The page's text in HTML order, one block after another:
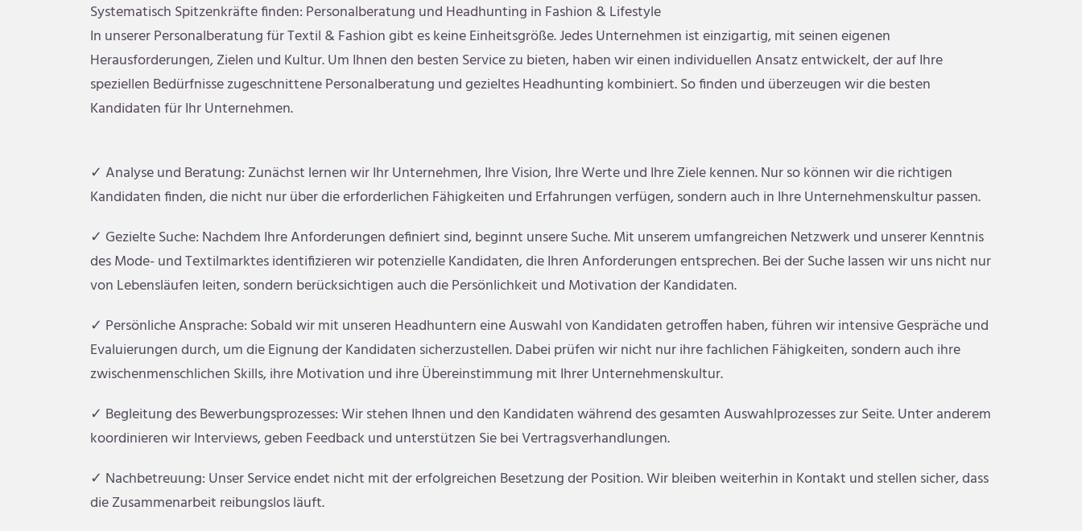
Systematisch Spitzenkräfte finden: Personalberatung und Headhunting in Fashion & Lifestyle
In unserer Personalberatung für Textil & Fashion gibt es keine Einheitsgröße. Jedes Unternehmen ist einzigartig, mit seinen eigenen
Herausforderungen, Zielen und Kultur. Um Ihnen den besten Service zu bieten, haben wir einen individuellen Ansatz entwickelt, der auf Ihre
speziellen Bedürfnisse zugeschnittene Personalberatung und gezieltes Headhunting kombiniert. So finden und überzeugen wir die besten
Kandidaten für Ihr Unternehmen.
✓ Analyse und Beratung: Zunächst lernen wir Ihr Unternehmen, Ihre Vision, Ihre Werte und Ihre Ziele kennen. Nur so können wir die richtigen
Kandidaten finden, die nicht nur über die erforderlichen Fähigkeiten und Erfahrungen verfügen, sondern auch in Ihre Unternehmenskultur passen.
✓ Gezielte Suche: Nachdem Ihre Anforderungen definiert sind, beginnt unsere Suche. Mit unserem umfangreichen Netzwerk und unserer Kenntnis
des Mode- und Textilmarktes identifizieren wir potenzielle Kandidaten, die Ihren Anforderungen entsprechen. Bei der Suche lassen wir uns nicht nur
von Lebensläufen leiten, sondern berücksichtigen auch die Persönlichkeit und Motivation der Kandidaten.
✓ Persönliche Ansprache: Sobald wir mit unseren Headhuntern eine Auswahl von Kandidaten getroffen haben, führen wir intensive Gespräche und
Evaluierungen durch, um die Eignung der Kandidaten sicherzustellen. Dabei prüfen wir nicht nur ihre fachlichen Fähigkeiten, sondern auch ihre
zwischenmenschlichen Skills, ihre Motivation und ihre Übereinstimmung mit Ihrer Unternehmenskultur.
✓ Begleitung des Bewerbungsprozesses: Wir stehen Ihnen und den Kandidaten während des gesamten Auswahlprozesses zur Seite. Unter anderem
koordinieren wir Interviews, geben Feedback und unterstützen Sie bei Vertragsverhandlungen.
✓ Nachbetreuung: Unser Service endet nicht mit der erfolgreichen Besetzung der Position. Wir bleiben weiterhin in Kontakt und stellen sicher, dass
die Zusammenarbeit reibungslos läuft.